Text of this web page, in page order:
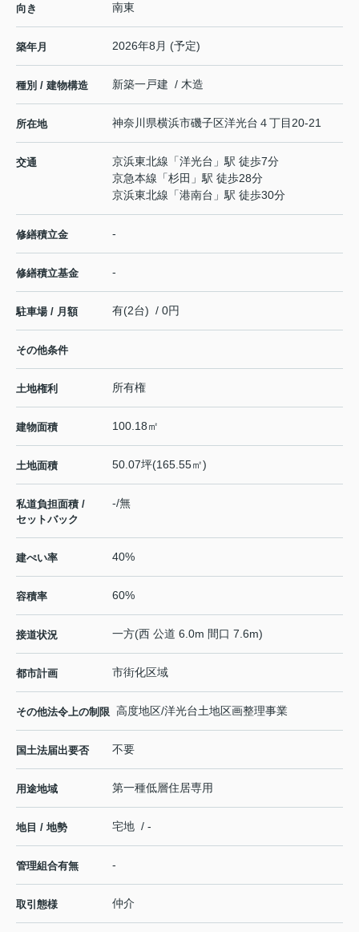
向き 南東
築年月 2026年8月 (予定)
種別 / 建物構造 新築一戸建 / 木造
所在地 神奈川県横浜市磯子区洋光台 ４丁目20-21
交通 京浜東北線 「洋光台 」駅 徒歩7分
京急本線 「杉田 」駅 徒歩28分
京浜東北線 「港南台 」駅 徒歩30分
修繕積立金 -
修繕積立基金 -
駐車場 / 月額 有(2台) / 0円
その他条件
土地権利 所有権
建物面積 100.18㎡
土地面積 50.07坪(165.55㎡)
私道負担面積 /
セットバック
-/無
建ぺい率 40%
容積率 60%
接道状況 一方(西 公道 6.0m 間口 7.6m)
都市計画 市街化区域
その他法令上の制限 高度地区/洋光台土地区画整理事業
国土法届出要否 不要
用途地域 第一種低層住居専用
地目 / 地勢 宅地 / -
管理組合有無 -
取引態様 仲介